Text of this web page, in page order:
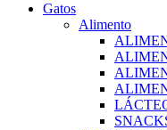
Gatos
Alimento